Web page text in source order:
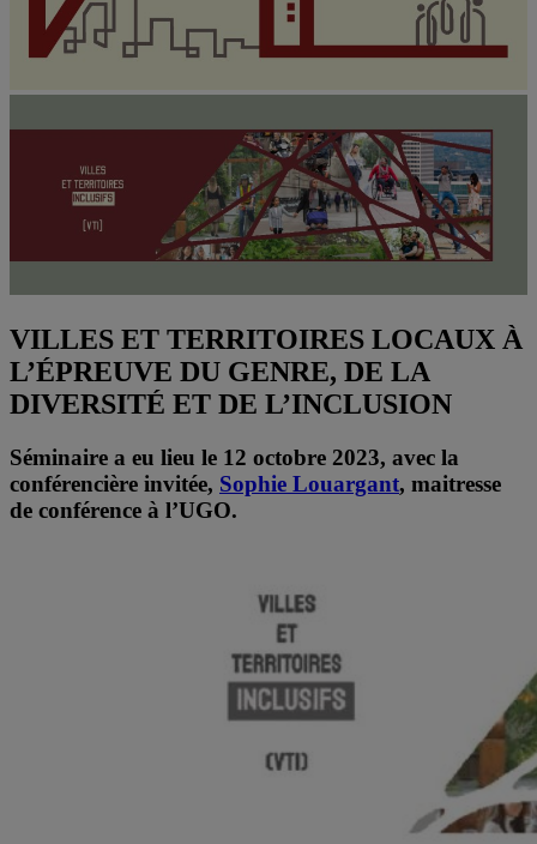
VILLES ET TERRITOIRES LOCAUX À
L’ÉPREUVE DU GENRE, DE LA
DIVERSITÉ ET DE L’INCLUSION
Séminaire a eu lieu le 12 octobre 2023, avec la
conférencière invitée, Sophie Louargant, maitresse
de conférence à l’UGO.